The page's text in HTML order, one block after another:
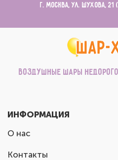
г. Москва, ул. Шухова,
Воздушные шары
ИНФОРМАЦИЯ
О нас
Контакты